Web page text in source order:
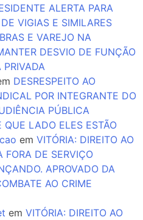
ALERTA PARA
DE VIGIAS E SIMILARES
E VAREJO NA
DESVIO DE FUNÇÃO
PRIVADA
DESRESPEITO AO
POR INTEGRANTE DO
PÚBLICA
QUE LADO ELES ESTÃO
em VITÓRIA: DIREITO AO
FORA DE SERVIÇO
APROVADO DA
AO CRIME
em VITÓRIA: DIREITO AO